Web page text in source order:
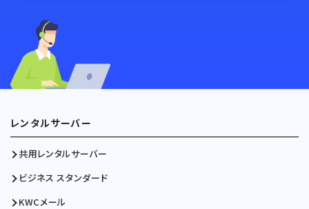
レンタルサーバー
共用レンタルサーバー
ビジネス スタンダード
KWCメール